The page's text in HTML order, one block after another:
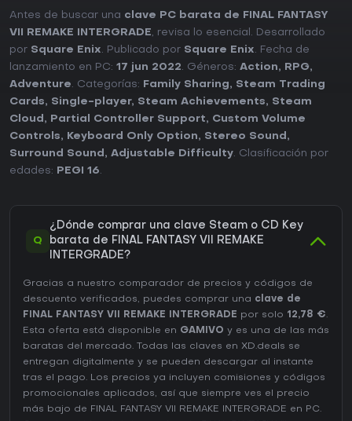
Antes de buscar una clave PC barata de FINAL FANTASY
VII REMAKE INTERGRADE, revisa lo esencial. Desarrollado
por Square Enix. Publicado por Square Enix. Fecha de
lanzamiento en PC: 17 jun 2022. Géneros: Action, RPG,
Adventure. Categorías: Family Sharing, Steam Trading
Cards, Single-player, Steam Achievements, Steam
Cloud , Partial Controller Support, Custom Volume
Controls, Keyboard Only Option, Stereo Sound ,
Surround Sound , Adjustable Difficulty. Clasificación por
edades:
PEGI 16.
Q
¿Dónde comprar una clave Steam o CD Key
barata de FINAL FANTASY VII REMAKE
INTERGRADE?
Gracias a nuestro comparador de precios y códigos de
descuento verificados, puedes comprar una clave de
FINAL FANTASY VII REMAKE INTERGRADE por solo 12,78 €.
Esta oferta está disponible en GAMIVO y es una de las más
baratas del mercado. Todas las claves en XD.deals se
entregan digitalmente y se pueden descargar al instante
tras el pago. Los precios ya incluyen comisiones y códigos
promocionales aplicados, así que siempre ves el precio
más bajo de FINAL FANTASY VII REMAKE INTERGRADE en PC.